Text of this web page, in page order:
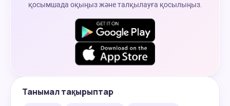
қосымшада оқыңыз және талқылауға қосылыңыз.
Танымал тақырыптар